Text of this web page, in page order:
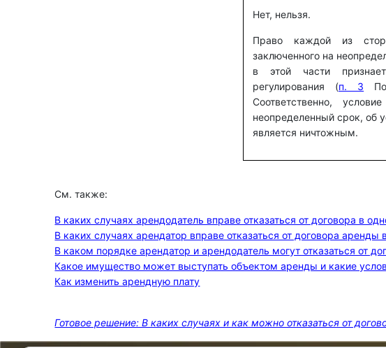
Нет, нельзя.
Право каждой из
заключенного на
в этой части
регулирования (п. 3
Соответственно,
неопределенный срок, об
является ничтожным.
См. также:
В каких случаях арендодатель вправе отказаться от договора в
В каких случаях арендатор вправе отказаться от договора
В каком порядке арендатор и арендодатель могут отказаться от
Какое имущество может выступать объектом аренды и какие
Как изменить арендную плату
Готовое решение: В каких случаях и как можно отказаться от